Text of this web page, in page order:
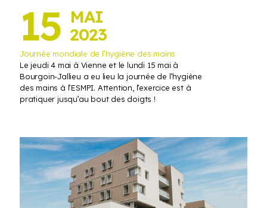
15 MAI
2023
Journée mondiale de l’hygiène des mains
Le jeudi 4 mai à Vienne et le lundi 15 mai à
Bourgoin-Jallieu a eu lieu la journée de l’hygiène
des mains à l’ESMPI. Attention, l’exercice est à
pratiquer jusqu’au bout des doigts !